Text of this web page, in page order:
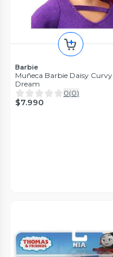
Barbie
Muñeca Barbie Daisy Curvy
Dream
0(0)
$7.990